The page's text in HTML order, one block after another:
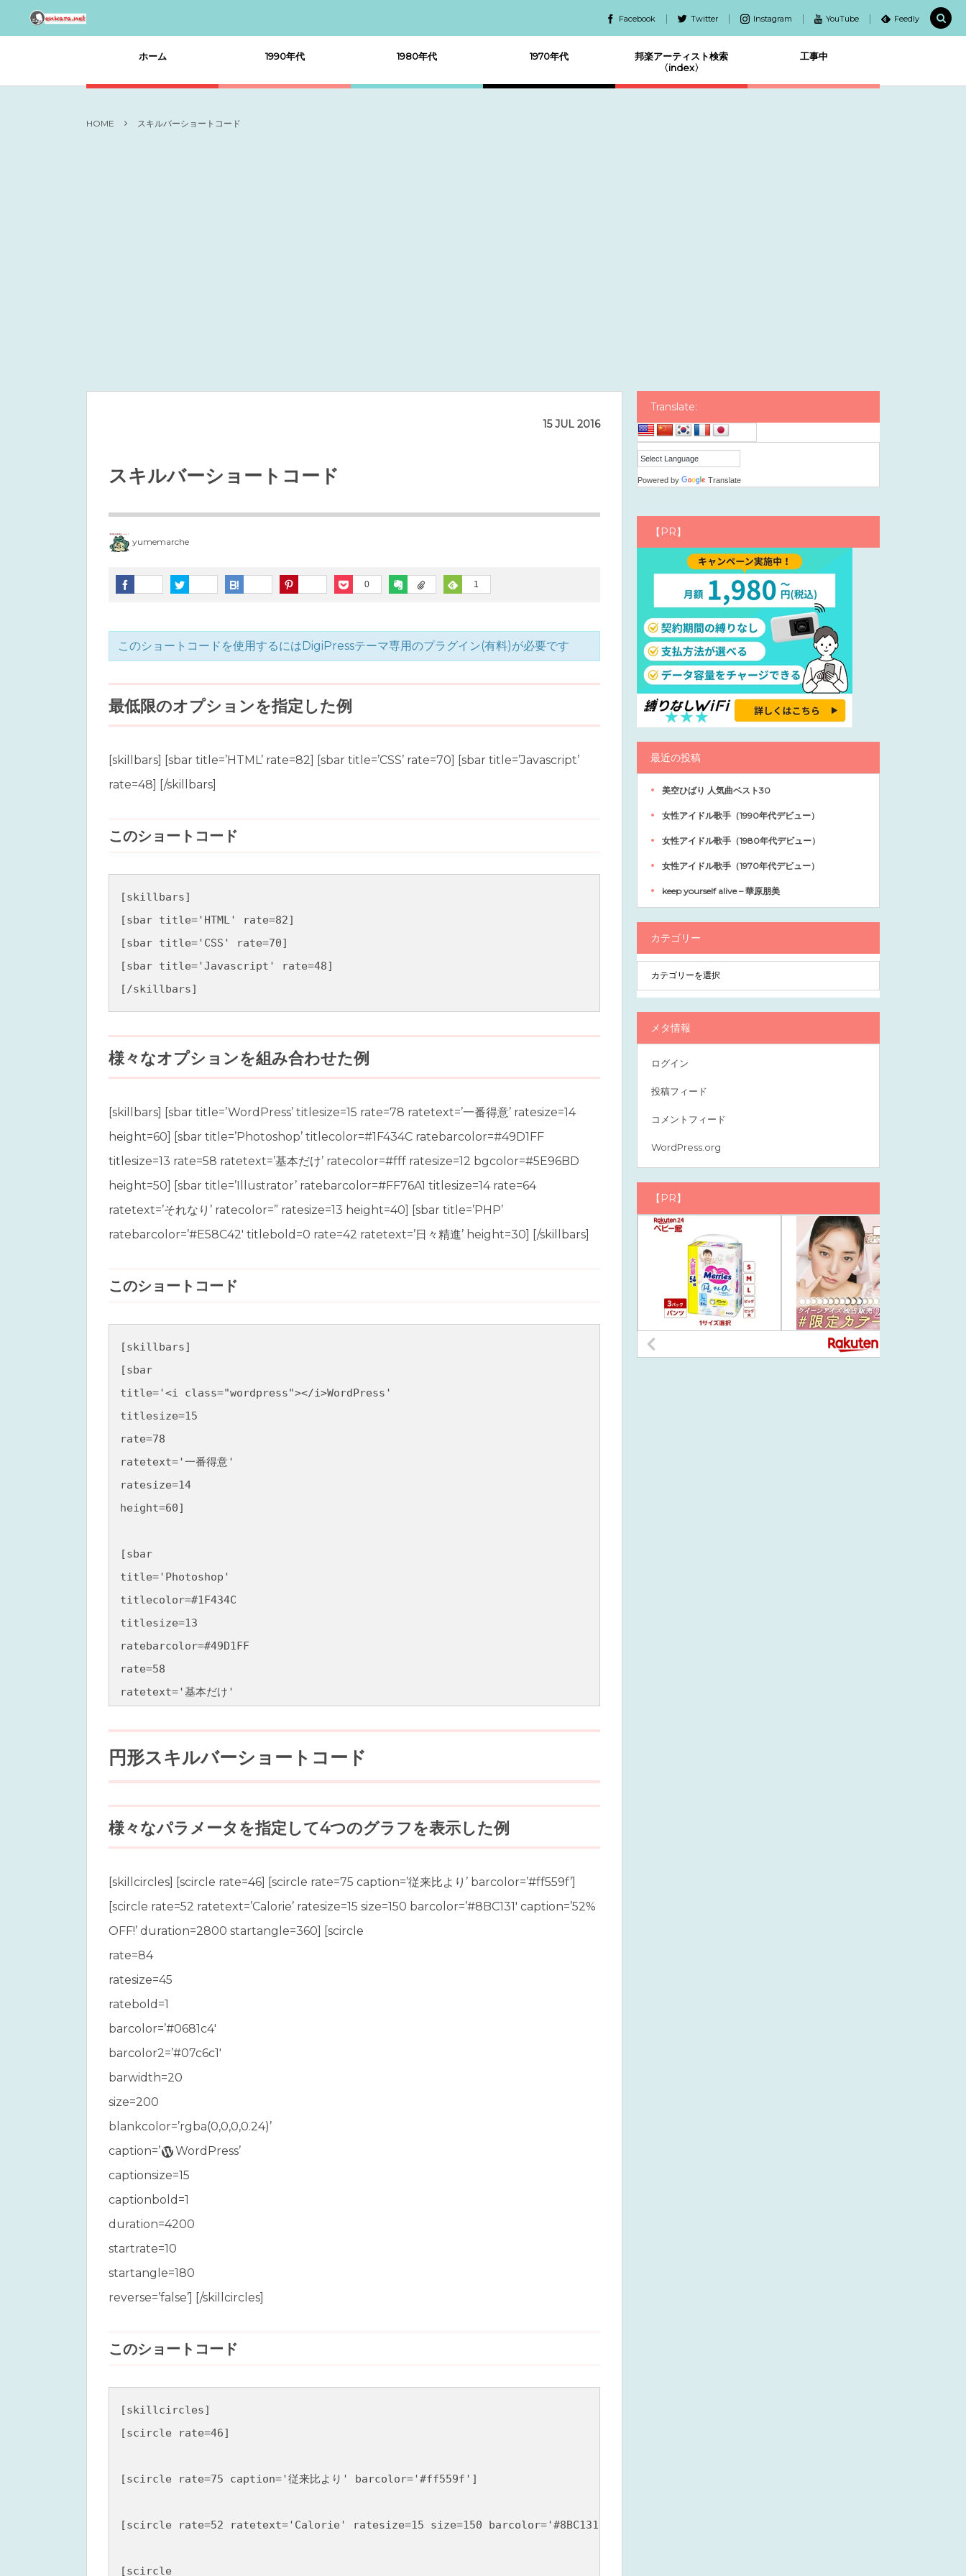
Facebook Twitter Instagram YouTube Feedly
ホーム 1990年代 1980年代 1970年代
邦楽アーティスト検索
〈index〉
工事中
HOME スキルバーショートコード
15 JUL 2016
スキルバーショートコード
yumemarche
0 1
このショートコードを使用するにはDigiPressテーマ専用のプラグイン(有料)が必要です
最低限のオプションを指定した例
[skillbars] [sbar title=’HTML’ rate=82] [sbar title=’CSS’ rate=70] [sbar title=’Javascript’
rate=48] [/skillbars]
このショートコード
[skillbars]
[sbar title='HTML' rate=82]
[sbar title='CSS' rate=70]
[sbar title='Javascript' rate=48]
[/skillbars]
様々なオプションを組み合わせた例
[skillbars] [sbar title=’WordPress’ titlesize=15 rate=78 ratetext=’一番得意’ ratesize=14
height=60] [sbar title=’Photoshop’ titlecolor=#1F434C ratebarcolor=#49D1FF
titlesize=13 rate=58 ratetext=’基本だけ’ ratecolor=#fff ratesize=12 bgcolor=#5E96BD
height=50] [sbar title=’Illustrator’ ratebarcolor=#FF76A1 titlesize=14 rate=64
ratetext=’それなり’ ratecolor=” ratesize=13 height=40] [sbar title=’PHP’
ratebarcolor=’#E58C42′ titlebold=0 rate=42 ratetext=’日々精進’ height=30] [/skillbars]
このショートコード
[skillbars]
[sbar
title='<i class="wordpress"></i>WordPress'
titlesize=15
rate=78
ratetext='一番得意'
ratesize=14
height=60]
[sbar
title='Photoshop'
titlecolor=#1F434C
titlesize=13
ratebarcolor=#49D1FF
rate=58
ratetext='基本だけ'
bgcolor=#5E96BD
height=50]
[sbar
title='Illustrator'
titlesize=14
ratebarcolor=#FF76A1
[sbar
title='PHP'
titlebold=0
ratebarcolor=#E58C42
rate=42
ratetext='日々精進'
height=30]
円形スキルバーショートコード
様々なパラメータを指定して4つのグラフを表示した例
[skillcircles] [scircle rate=46] [scircle rate=75 caption=’従来比より’ barcolor=’#ff559f’]
[scircle rate=52 ratetext=’Calorie’ ratesize=15 size=150 barcolor=’#8BC131′ caption=’52%
OFF!’ duration=2800 startangle=360] [scircle
rate=84
ratesize=45
ratebold=1
barcolor=’#0681c4′
barcolor2=’#07c6c1′
barwidth=20
size=200
blankcolor=’rgba(0,0,0,0.24)’
caption=’
WordPress’
captionsize=15
captionbold=1
duration=4200
startrate=10
startangle=180
reverse=’false’] [/skillcircles]
このショートコード
[skillcircles]
[scircle rate=46]
[scircle rate=75 caption='従来比より' barcolor='#ff559f']
[scircle rate=52 ratetext='Calorie' ratesize=15 size=150 barcolor='#8BC131' caption='52% OFF!' duration=2800 startangle=360]
[scircle
Translate:
Powered by Translate
【PR】
最近の投稿
美空ひばり 人気曲ベスト30
女性アイドル歌手（1990年代デビュー）
女性アイドル歌手（1980年代デビュー）
女性アイドル歌手（1970年代デビュー）
keep yourself alive – 華原朋美
カテゴリー
メタ情報
ログイン
投稿フィード
コメントフィード
WordPress.org
【PR】